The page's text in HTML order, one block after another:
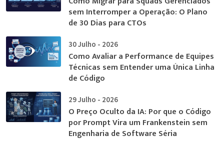
sem Interromper a Operação: O Plano
de 30 Dias para CTOs
30 Julho - 2026
Como Avaliar a Performance de Equipes
Técnicas sem Entender uma Única Linha
de Código
29 Julho - 2026
O Preço Oculto da IA: Por que o Código
por Prompt Vira um Frankenstein sem
Engenharia de Software Séria